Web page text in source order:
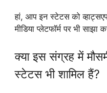
हां, आप इन स्टेटस को
मीडिया प्लेटफॉर्म पर भी
क्या इस संग्रह में
स्टेटस भी शामिल हैं?